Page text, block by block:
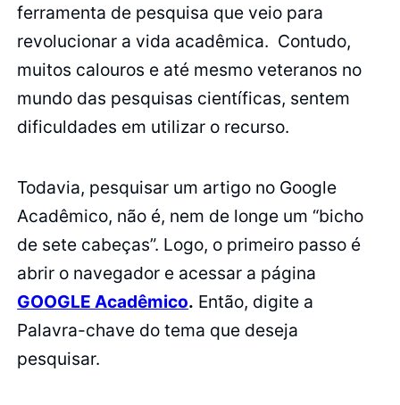
ferramenta de pesquisa que veio para
revolucionar a vida acadêmica. Contudo,
muitos calouros e até mesmo veteranos no
mundo das pesquisas científicas, sentem
dificuldades em utilizar o recurso.
Todavia, pesquisar um artigo no Google
Acadêmico, não é, nem de longe um “bicho
de sete cabeças”. Logo, o primeiro passo é
abrir o navegador e acessar a página
GOOGLE Acadêmico. Então, digite a
Palavra-chave do tema que deseja
pesquisar.